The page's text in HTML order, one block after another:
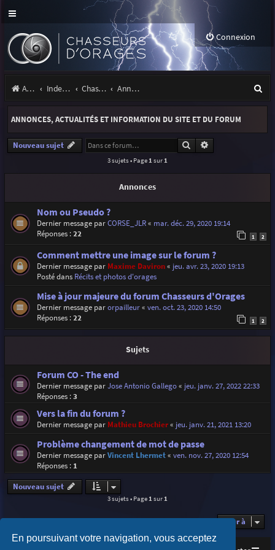
En poursuivant votre navigation, vous acceptez
Connexion
Accueil Index du forum Chasseurs d'Orages Annonces, actualités et information du site et du forum
e
e
ANNONCES, ACTUALITÉS ET INFORMATION DU SITE ET DU FORUM
Nouveau sujet Rechercher
3 sujets • Page 1 sur 1
Annonces
Nom ou Pseudo ?
Dernier message parCORSE_JLR« mar. déc. 29, 2020 19:14
Réponses :22 1 2
Comment mettre une image sur le forum ?
Dernier message par Maxime Daviron« jeu. avr. 23, 2020 19:13
Posté dans Récits et photos d'orages
Mise à jour majeure du forum Chasseurs d'Orages
Dernier message parorpailleur« ven. oct. 23, 2020 14:50
Réponses :22 1 2
Sujets
Forum CO - The end
Dernier message parJose Antonio Gallego« jeu. janv. 27, 2022 22:33
Réponses :3
Vers la fin du forum ?
Dernier message par Mathieu Brochier« jeu. janv. 21, 2021 13:20
Problème changement de mot de passe
Dernier message parVincent Lhermet« ven. nov. 27, 2020 12:54
Réponses : 1
Nouveau sujet
3 sujets • Page1sur1
Aller à